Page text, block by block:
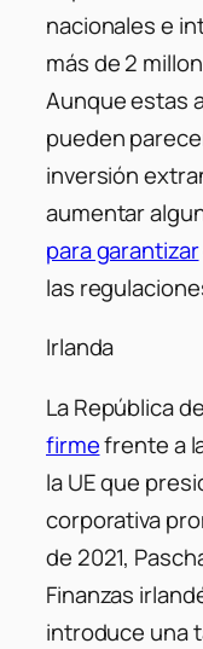
nacionales e
más de 2
Aunque estas
pueden
inversión
aumentar
para garantizar
las
Irlanda
La República
firmefrente a
la UE que
corporativa
de 2021,
Finanzas
introduce una